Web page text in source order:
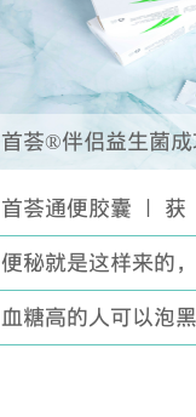
首荟®伴侣益生菌
析，它为何是乳酸
首荟通便胶囊 | 获
便秘就是这样来的
血糖高的人可以泡